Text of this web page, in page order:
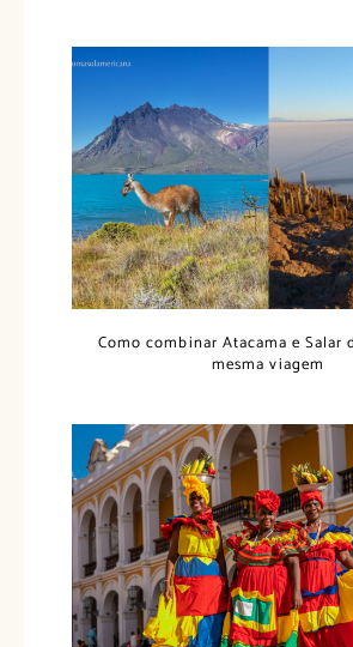
Como combinar Atacama e Salar
mesma viagem